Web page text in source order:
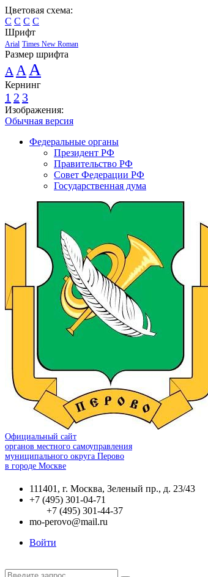
Цветовая схема:
C C C C
Шрифт
Arial Times New Roman
Размер шрифта
A A A
Кернинг
1 2 3
Изображения:
Обычная версия
Федеральные органы
Президент РФ
Правительство РФ
Совет Федерации РФ
Государственная дума
Официальный сайт
органов местного самоуправления
муниципального округа Перово
в городе Москве
111401, г. Москва, Зеленый пр., д. 23/43
+7 (495) 301-04-71
+7 (495) 301-44-37
mo-perovo@mail.ru
Войти